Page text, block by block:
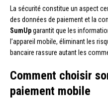
La sécurité constitue un aspect
des données de paiement et la
SumUpgarantit que les
l’appareil mobile, éliminant les
bancaire rassure autant les
Comment choisir
paiement mobile